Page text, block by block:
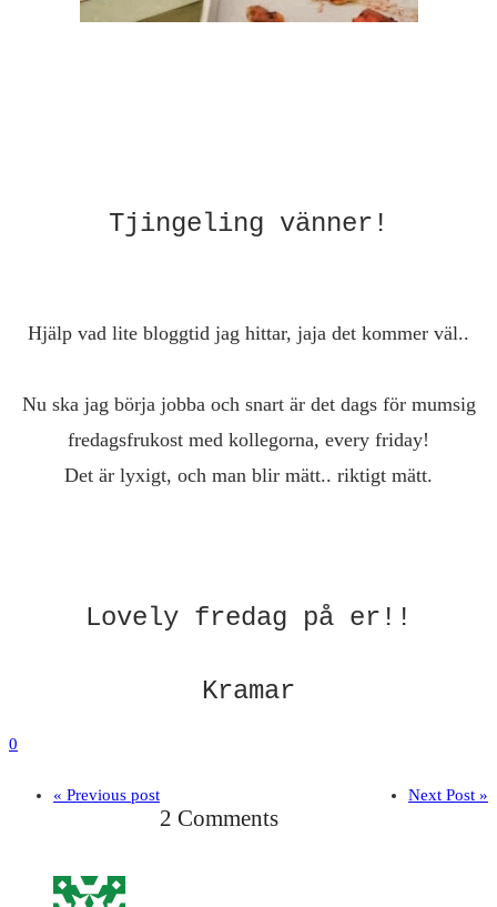
Tjingeling vänner!
Hjälp vad lite bloggtid jag hittar, jaja det kommer väl..
Nu ska jag börja jobba och snart är det dags för mumsig
fredagsfrukost med kollegorna, every friday!
Det är lyxigt, och man blir mätt.. riktigt mätt.
Lovely fredag på er!!
Kramar
0
« Previous post Next Post »
2 Comments